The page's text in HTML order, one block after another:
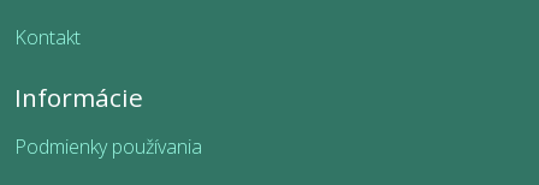
Kontakt
Informácie
Podmienky používania